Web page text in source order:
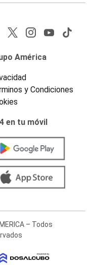
América
y Condiciones
en tu móvil
– Todos